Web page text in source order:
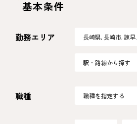
基本条件
勤務エリア 長崎県, 長崎市, 諫早…
駅・路線から探す
職種 職種を指定する